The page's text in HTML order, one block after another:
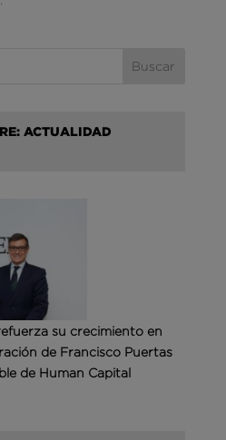
ACTUALIDAD
su crecimiento en
de Francisco Puertas
de Human Capital